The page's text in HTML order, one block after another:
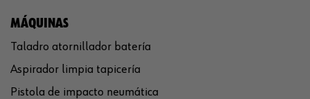
MÁQUINAS
Taladro atornillador batería
Aspirador limpia tapicería
Pistola de impacto neumática